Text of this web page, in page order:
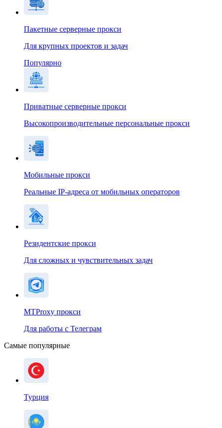
Пакетные серверные прокси
Для крупных проектов и задач
Популярно
Приватные серверные прокси
Высокопроизводительные персональные прокси
Мобильные прокси
Реальные IP-адреса от мобильных операторов
Резидентские прокси
Для сложных и чувствительных задач
MTProxy прокси
Для работы с Телеграм
Самые популярные
Турция